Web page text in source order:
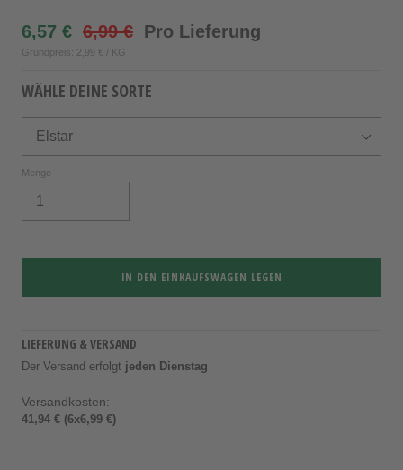
6,57 € 6,99 € Pro Lieferung
Grundpreis: 2,99 € / KG
WÄHLE DEINE SORTE
Menge
IN DEN EINKAUFSWAGEN LEGEN
LIEFERUNG & VERSAND
Der Versand erfolgt jeden Dienstag
Versandkosten:
41,94 € (6x6,99 €)